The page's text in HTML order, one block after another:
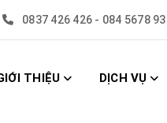
0837 426 426 - 084 5678
THIỆU DỊCH VỤ